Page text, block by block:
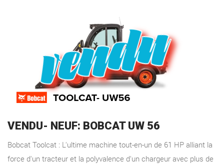
VENDU- NEUF: BOBCAT UW 56
Bobcat Toolcat : L'ultime machine tout-en-un de 61 HP alliant la
force d'un tracteur et la polyvalence d'un chargeur avec plus de